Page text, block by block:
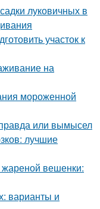
луковичных в
участок к
на
мороженной
или вымысел
лучшие
жареной вешенки:
варианты и